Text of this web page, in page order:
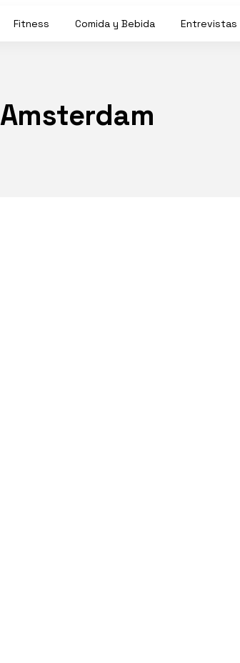
Fitness Comida y Bebida Entrevistas
Amsterdam